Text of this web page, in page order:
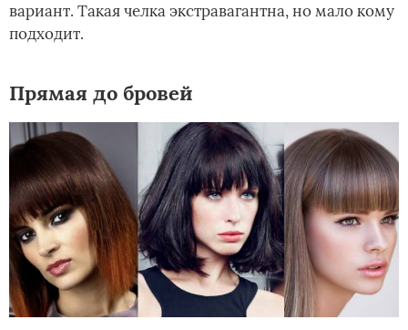
вариант. Такая челка экстравагантна, но мало кому
подходит.
Прямая до бровей